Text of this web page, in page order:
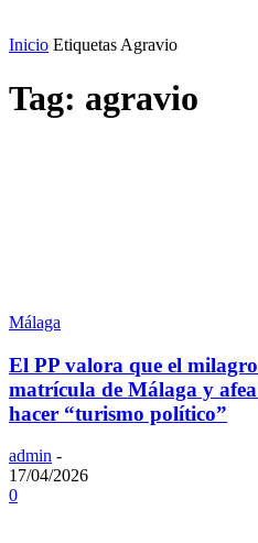
Inicio Etiquetas Agravio
Tag: agravio
Málaga
El PP valora que el
matrícula de Málaga y
hacer “turismo político”
admin -
17/04/2026
0